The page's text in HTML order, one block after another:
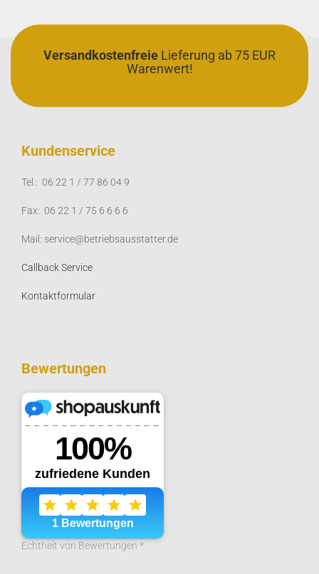
Versandkostenfreie Lieferung ab 75 EUR
Warenwert!
Kundenservice
Tel.: 06 22 1 / 77 86 04 9
Fax: 06 22 1 / 75 6 6 6 6
Mail: service@betriebsausstatter.de
Callback Service
Kontaktformular
Bewertungen
Echtheit von Bewertungen *